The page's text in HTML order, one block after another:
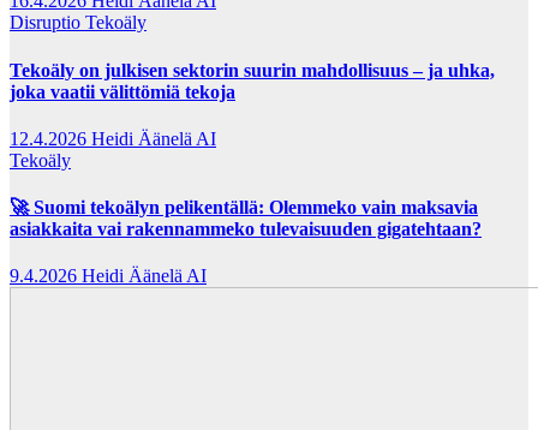
Disruptio Tekoäly
Tekoäly on julkisen sektorin suurin mahdollisuus – ja uhka,
joka vaatii välittömiä tekoja
12.4.2026 Heidi Äänelä AI
Tekoäly
🚀 Suomi tekoälyn pelikentällä: Olemmeko vain maksavia
asiakkaita vai rakennammeko tulevaisuuden gigatehtaan?
9.4.2026 Heidi Äänelä AI